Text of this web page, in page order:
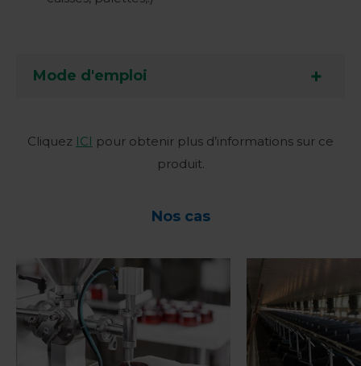
Mode d'emploi
Cliquez ICI pour obtenir plus d’informations sur ce
produit.
Nos cas